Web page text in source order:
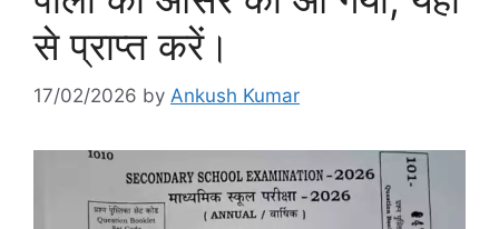
से प्राप्त करें।
17/02/2026 by Ankush Kumar